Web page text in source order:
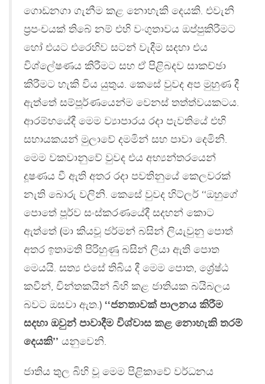
ගොඩනගා ගැනීම කළ නොහැකි දෙයකි. එවැනි
ප‍්‍රපංචයක් තිබේ නම් එහි වංගුතාවය ඔප්පුකිරීමට
හෝ එයට එරෙහිව සටන් වැදීම සදහා එය
විශ්ලේෂණය කිරීමට සහ ඒ පිළිබදව සාකච්ඡා
කිරීමට හැකි විය යුතුය. කෙසේ වුවද අප මුහුණ දී
ඇත්තේ සම්පූර්ණයෙන්ම වෙනස් තත්ත්වයකටය.
ආරම්භයේදී මෙම ව්‍යාපාරය රදා පැවතියේ එහි
සහායකයන් මුලාවේ දමමින් සහ පාවා දෙමිනි.
මෙම වකවානුවේ වුවද එය අභ්‍යන්තරයෙන්
දූෂණය වී ඇති අතර රදා පවතිනුයේ කෙලවරක්
නැති බොරු වලිනි. කෙසේ වුවද හිට්ලර් ‘‘ඔහුගේ
පොතේ පූර්ව සංස්කරණයේදී සදහන් කොට
ඇත්තේ (මා කියවූ ජර්මන් බසින් ලියැවුනු පොත්
අතර ඉතාමති පිරිහුණු බසින් ලියා ඇති පොත
මෙයයි. සත්‍ය එසේ තිබිය දී මෙම පොත, ශ්‍රේෂ්ඨ
කවීන්, චින්තකයින් බිහි කළ ජාතියක බයිබලය
බවට ඔසවා ඇත.) ‘‘ජනතාවක් පාලනය කිරීම
සදහා ඔවුන් පාවාදීම විශ්වාස කළ නොහැකි තරම්
දෙයකි’’ යනුවෙනි.
ජාතිය තුල බිහි වූ මෙම පිළිකාවේ වර්ධනය